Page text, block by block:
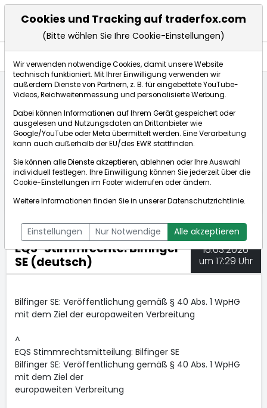
EQS-Stimmrechte: Bilfinger SE (deutsch)
dpa-AFX Compact
ÜBERSICHT DPA-AFX PROFEED
DPA-AFX COMPACT
NEWSBOT
EQS-Stimmrechte: Bilfinger
SE (deutsch)
16.03.2026
um 17:29 Uhr
Bilfinger SE: Veröffentlichung gemäß § 40 Abs. 1 WpHG
mit dem Ziel der europaweiten Verbreitung
^
EQS Stimmrechtsmitteilung: Bilfinger SE
Bilfinger SE: Veröffentlichung gemäß § 40 Abs. 1 WpHG
mit dem Ziel der
europaweiten Verbreitung
Cookies und Tracking auf traderfox.com
(Bitte wählen Sie Ihre Cookie-Einstellungen)
Wir verwenden notwendige Cookies, damit unsere Website
technisch funktioniert. Mit Ihrer Einwilligung verwenden wir
außerdem Dienste von Partnern, z. B. für eingebettete YouTube-
Videos, Reichweitenmessung und personalisierte Werbung.
Dabei können Informationen auf Ihrem Gerät gespeichert oder
ausgelesen und Nutzungsdaten an Drittanbieter wie
Google/YouTube oder Meta übermittelt werden. Eine Verarbeitung
kann auch außerhalb der EU/des EWR stattfinden.
Sie können alle Dienste akzeptieren, ablehnen oder Ihre Auswahl
individuell festlegen. Ihre Einwilligung können Sie jederzeit über die
Cookie-Einstellungen im Footer widerrufen oder ändern.
Weitere Informationen finden Sie in unsererDatenschutzrichtlinie.
Einstellungen Nur Notwendige Alle akzeptieren